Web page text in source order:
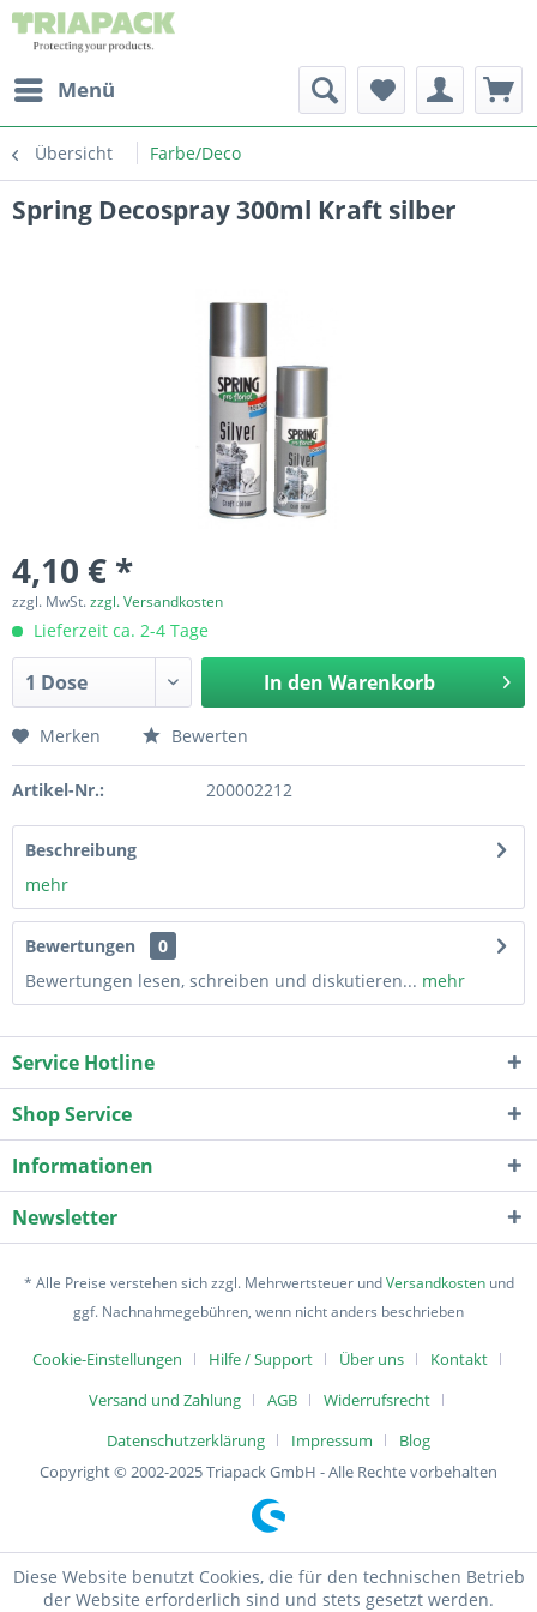
Menü
Übersicht Farbe/Deco
Spring Decospray 300ml Kraft silber
4,10 € *
zzgl. MwSt.zzgl. Versandkosten
Lieferzeit ca. 2-4 Tage
In den Warenkorb
Merken Bewerten
Artikel-Nr.: 200002212
Beschreibung
mehr
Bewertungen
0
Bewertungen lesen, schreiben und diskutieren... mehr
Service Hotline
Shop Service
Informationen
Newsletter
* Alle Preise verstehen sich zzgl. Mehrwertsteuer undVersandkostenund
ggf. Nachnahmegebühren, wenn nicht anders beschrieben
Cookie-Einstellungen Hilfe / Support Über uns
Kontakt
Versand und Zahlung
AGB
Widerrufsrecht
Datenschutzerklärung
Impressum
Blog
Copyright © 2002-2025 Triapack GmbH - Alle Rechte vorbehalten
Diese Website benutzt Cookies, die für den technischen Betrieb
der Website erforderlich sind und stets gesetzt werden.